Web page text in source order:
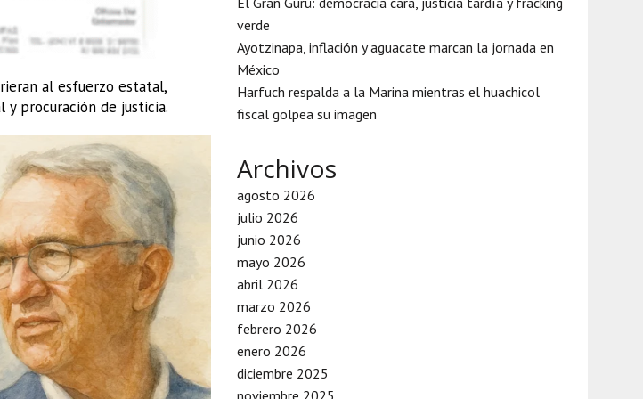
al esfuerzo estatal,
y procuración de justicia.
verde
Ayotzinapa, inflación y aguacate marcan la jornada en
México
Harfuch respalda a la Marina mientras el huachicol
fiscal golpea su imagen
Archivos
agosto 2026
julio 2026
junio 2026
mayo 2026
abril 2026
marzo 2026
febrero 2026
enero 2026
diciembre 2025
noviembre 2025